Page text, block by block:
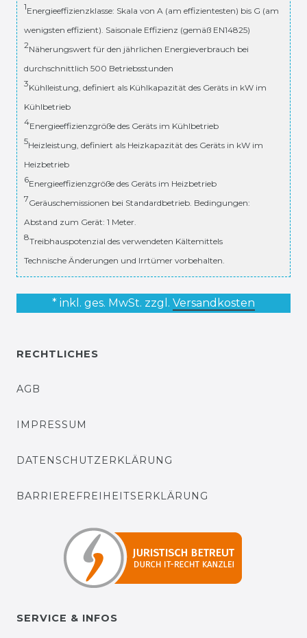
1Energieeffizienzklasse: Skala von A (am effizientesten) bis G (am
wenigsten effizient). Saisonale Effizienz (gemäß EN14825)
2Näherungswert für den jährlichen Energieverbrauch bei
durchschnittlich 500 Betriebsstunden
3Kühlleistung, definiert als Kühlkapazität des Geräts in kW im
Kühlbetrieb
4Energieeffizienzgröße des Geräts im Kühlbetrieb
5Heizleistung, definiert als Heizkapazität des Geräts in kW im
Heizbetrieb
6Energieeffizienzgröße des Geräts im Heizbetrieb
7Geräuschemissionen bei Standardbetrieb. Bedingungen:
Abstand zum Gerät: 1 Meter.
8Treibhauspotenzial des verwendeten Kältemittels
Technische Änderungen und Irrtümer vorbehalten.
* inkl. ges. MwSt. zzgl. Versandkosten
RECHTLICHES
AGB
IMPRESSUM
DATENSCHUTZERKLÄRUNG
BARRIEREFREIHEITSERKLÄRUNG
SERVICE & INFOS